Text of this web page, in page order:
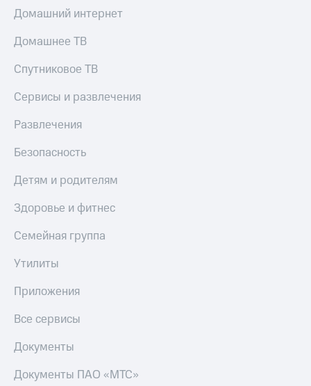
Откладывайте
деньги
и получайте
доход 15%
и
номер
автоплатежа
Пополнить
номер
Оплата
и
с
товаров
Скидки
до 40%
на смартфоны
при
покупке
со связью
МТС
Домашний интернет
Домашнее ТВ
Спутниковое ТВ
Сервисы и развлечения
Развлечения
Безопасность
Детям и родителям
Здоровье и фитнес
Семейная группа
Утилиты
Приложения
Все сервисы
Документы
Документы ПАО «МТС»